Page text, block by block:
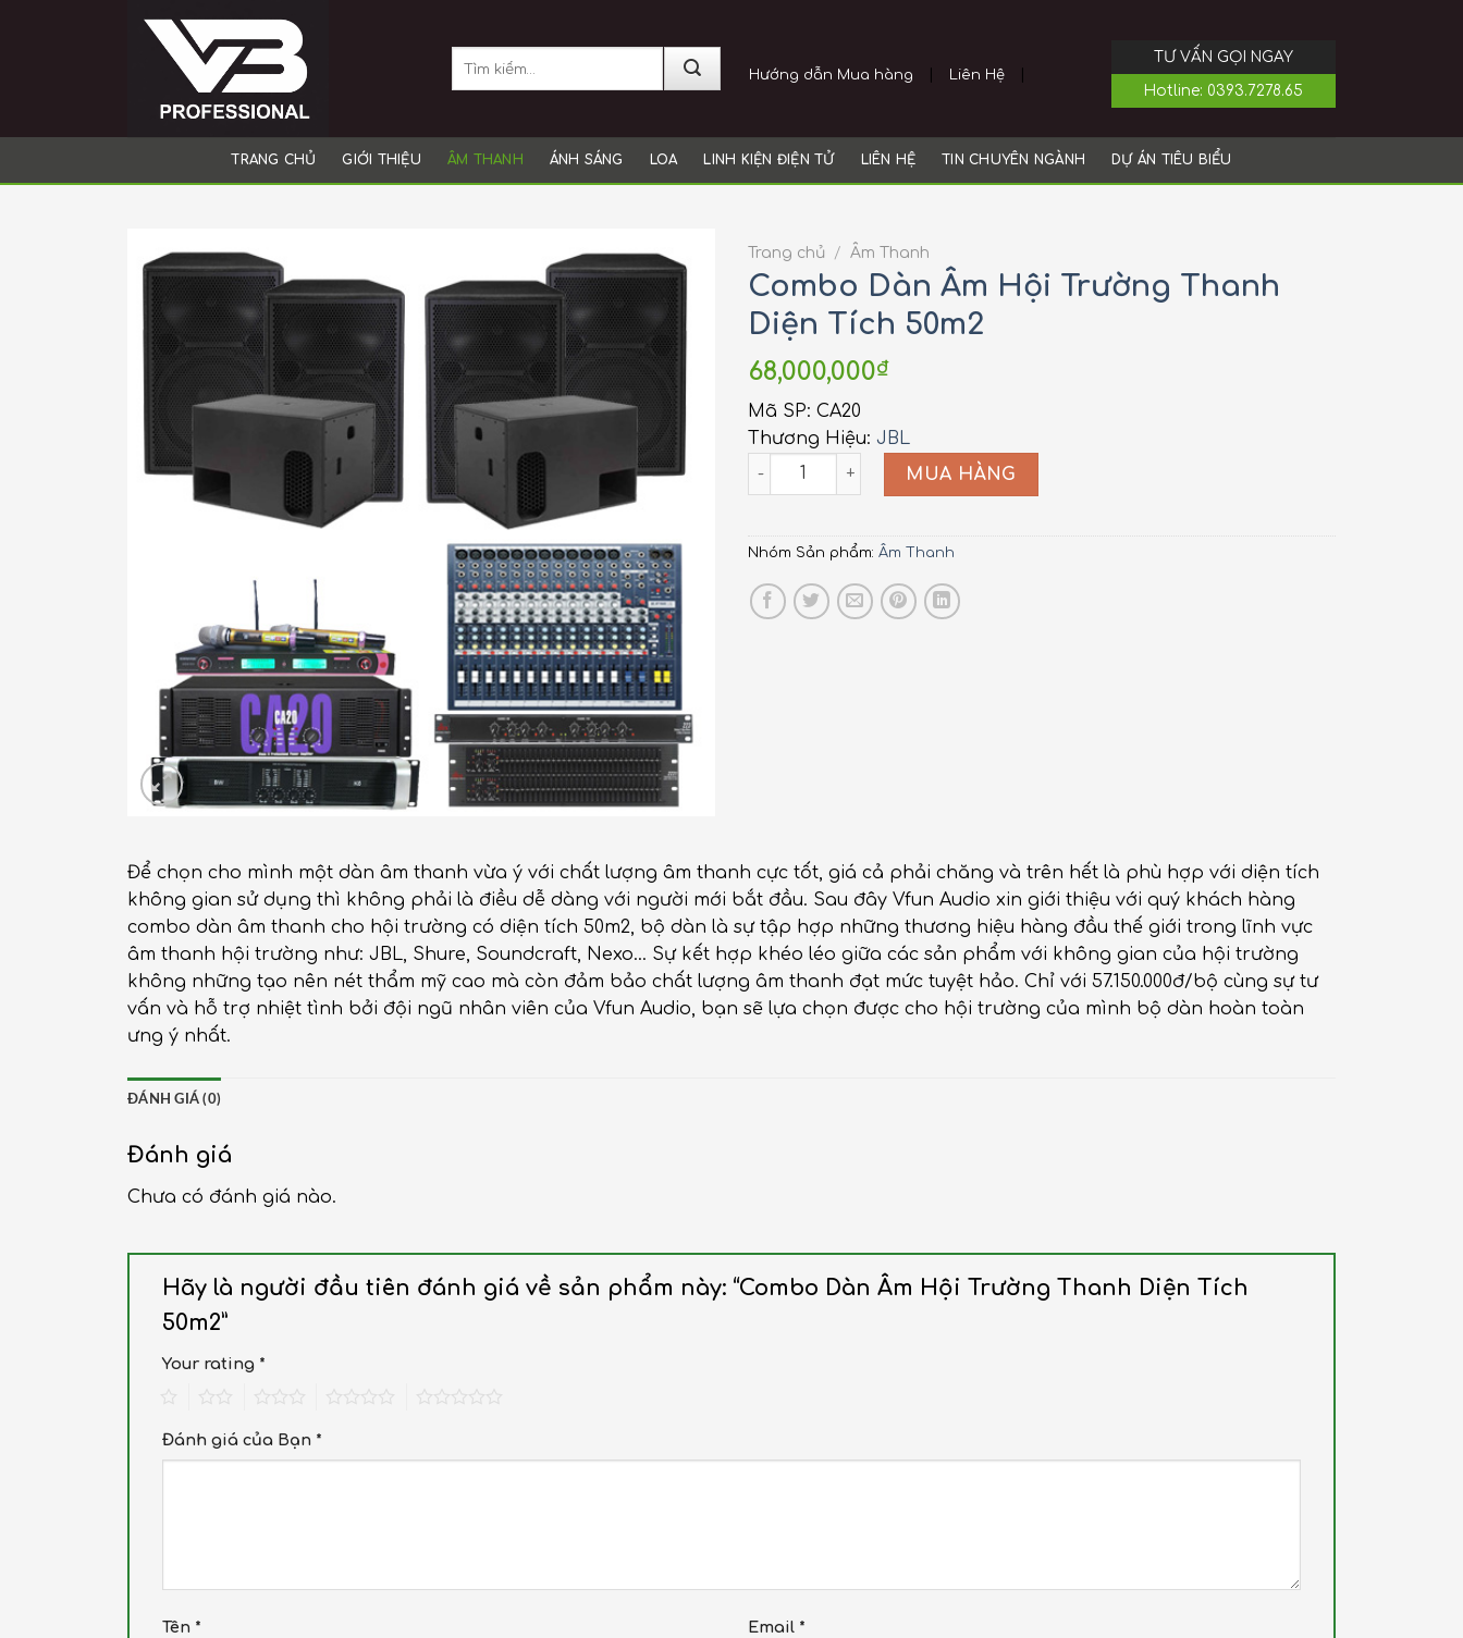
for:
Hướng dẫn Mua hàng Liên Hệ
TƯ VẤN GỌI NGAY
Hotline: 0393.7278.65
TRANG CHỦ GIỚI THIỆU ÂM THANH ÁNH SÁNG LOA LINH KIỆN ĐIỆN TỬ LIÊN HỆ TIN CHUYÊN NGÀNH DỰ ÁN TIÊU BIỂU
Trang chủ / Âm Thanh
Combo Dàn Âm Hội Trường Thanh
Diện Tích 50m2
68,000,000₫
Mã SP: CA20
Thương Hiệu: JBL
CA20 quantity
MUA HÀNG
Nhóm Sản phẩm: Âm Thanh
Để chọn cho mình một dàn âm thanh vừa ý với chất lượng âm thanh cực tốt, giá cả phải chăng và trên hết là phù hợp với diện tích
không gian sử dụng thì không phải là điều dễ dàng với người mới bắt đầu. Sau đây Vfun Audio xin giới thiệu với quý khách hàng
combo dàn âm thanh cho hội trường có diện tích 50m2, bộ dàn là sự tập hợp những thương hiệu hàng đầu thế giới trong lĩnh vực
âm thanh hội trường như: JBL, Shure, Soundcraft, Nexo… Sự kết hợp khéo léo giữa các sản phẩm với không gian của hội trường
không những tạo nên nét thẩm mỹ cao mà còn đảm bảo chất lượng âm thanh đạt mức tuyệt hảo. Chỉ với 57.150.000đ/bộ cùng sự tư
vấn và hỗ trợ nhiệt tình bởi đội ngũ nhân viên của Vfun Audio, bạn sẽ lựa chọn được cho hội trường của mình bộ dàn hoàn toàn
ưng ý nhất.
ĐÁNH GIÁ (0)
Đánh giá
Chưa có đánh giá nào.
Hãy là người đầu tiên đánh giá về sản phẩm này: “Combo Dàn Âm Hội Trường Thanh Diện Tích
50m2”
Your rating *
Đánh giá của Bạn *
Tên * Email *